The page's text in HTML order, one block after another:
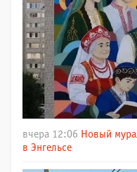
вчера 12:06 Новый
в Энгельсе